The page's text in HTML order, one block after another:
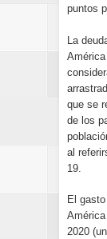
puntos
La
que se
de los
al
19.
El
2020